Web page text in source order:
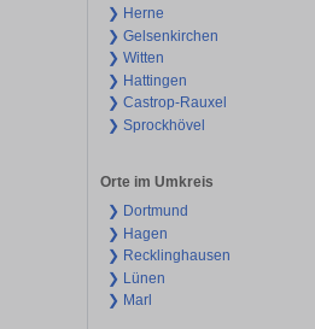
❯ Herne
❯ Gelsenkirchen
❯ Witten
❯ Hattingen
❯ Castrop-Rauxel
❯ Sprockhövel
Orte im Umkreis
❯ Dortmund
❯ Hagen
❯ Recklinghausen
❯ Lünen
❯ Marl